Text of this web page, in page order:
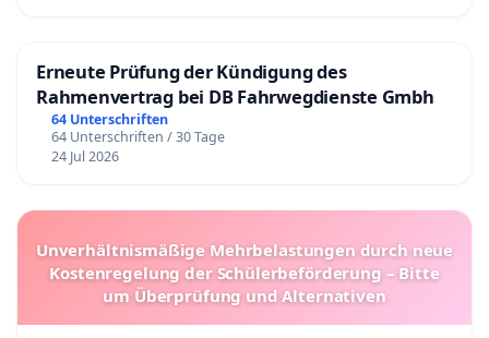
Erneute Prüfung der Kündigung des
Rahmenvertrag bei DB Fahrwegdienste Gmbh
64 Unterschriften
64 Unterschriften / 30 Tage
24 Jul 2026
Unverhältnismäßige Mehrbelastungen durch neue
Kostenregelung der Schülerbeförderung – Bitte
um Überprüfung und Alternativen